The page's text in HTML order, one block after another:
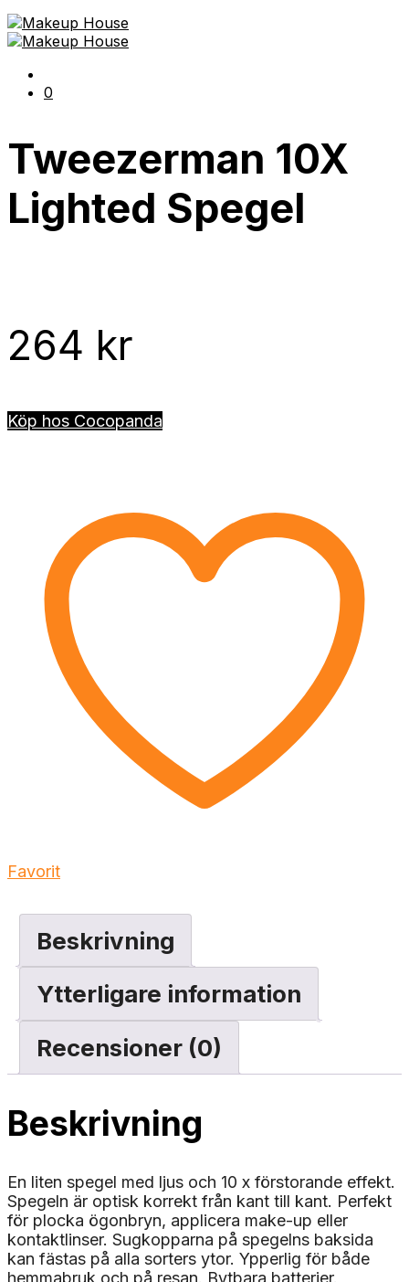
0
Tweezerman 10X
Lighted Spegel
264 kr
Köp hos Cocopanda
Favorit
Beskrivning
Ytterligare information
Recensioner (0)
Beskrivning
En liten spegel med ljus och 10 x förstorande effekt.
Spegeln är optisk korrekt från kant till kant. Perfekt
för plocka ögonbryn, applicera make-up eller
kontaktlinser. Sugkopparna på spegelns baksida
kan fästas på alla sorters ytor. Ypperlig för både
hemmabruk och på resan. Bytbara batterier.